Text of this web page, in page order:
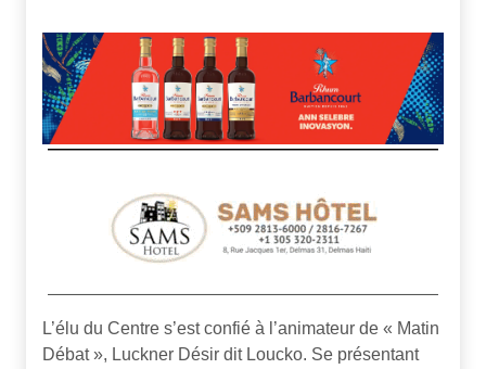
L’élu du Centre s’est confié à l’animateur de « Matin
Débat », Luckner Désir dit Loucko. Se présentant